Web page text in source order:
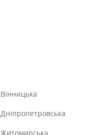
Вінницька
Дніпропетровська
Житомирська